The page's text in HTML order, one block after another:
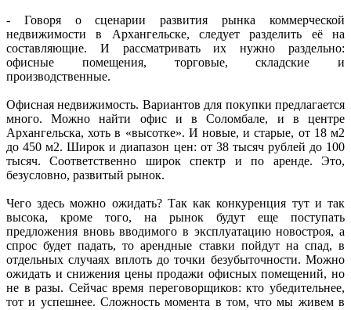
- Говоря о сценарии развития рынка коммерческой
недвижимости в Архангельске, следует разделить её на
составляющие. И рассматривать их нужно раздельно:
офисные помещения, торговые, складские и
производственные.
Офисная недвижимость. Вариантов для покупки предлагается
много. Можно найти офис и в Соломбале, и в центре
Архангельска, хоть в «высотке». И новые, и старые, от 18 м2
до 450 м2. Широк и диапазон цен: от 38 тысяч рублей до 100
тысяч. Соответственно широк спектр и по аренде. Это,
безусловно, развитый рынок.
Чего здесь можно ожидать? Так как конкуренция тут и так
высока, кроме того, на рынок будут еще поступать
предложения вновь вводимого в эксплуатацию новостроя, а
спрос будет падать, то арендные ставки пойдут на спад, в
отдельных случаях вплоть до точки безубыточности. Можно
ожидать и снижения цены продажи офисных помещений, но
не в разы. Сейчас время переговорщиков: кто убедительнее,
тот и успешнее. Сложность момента в том, что мы живем в